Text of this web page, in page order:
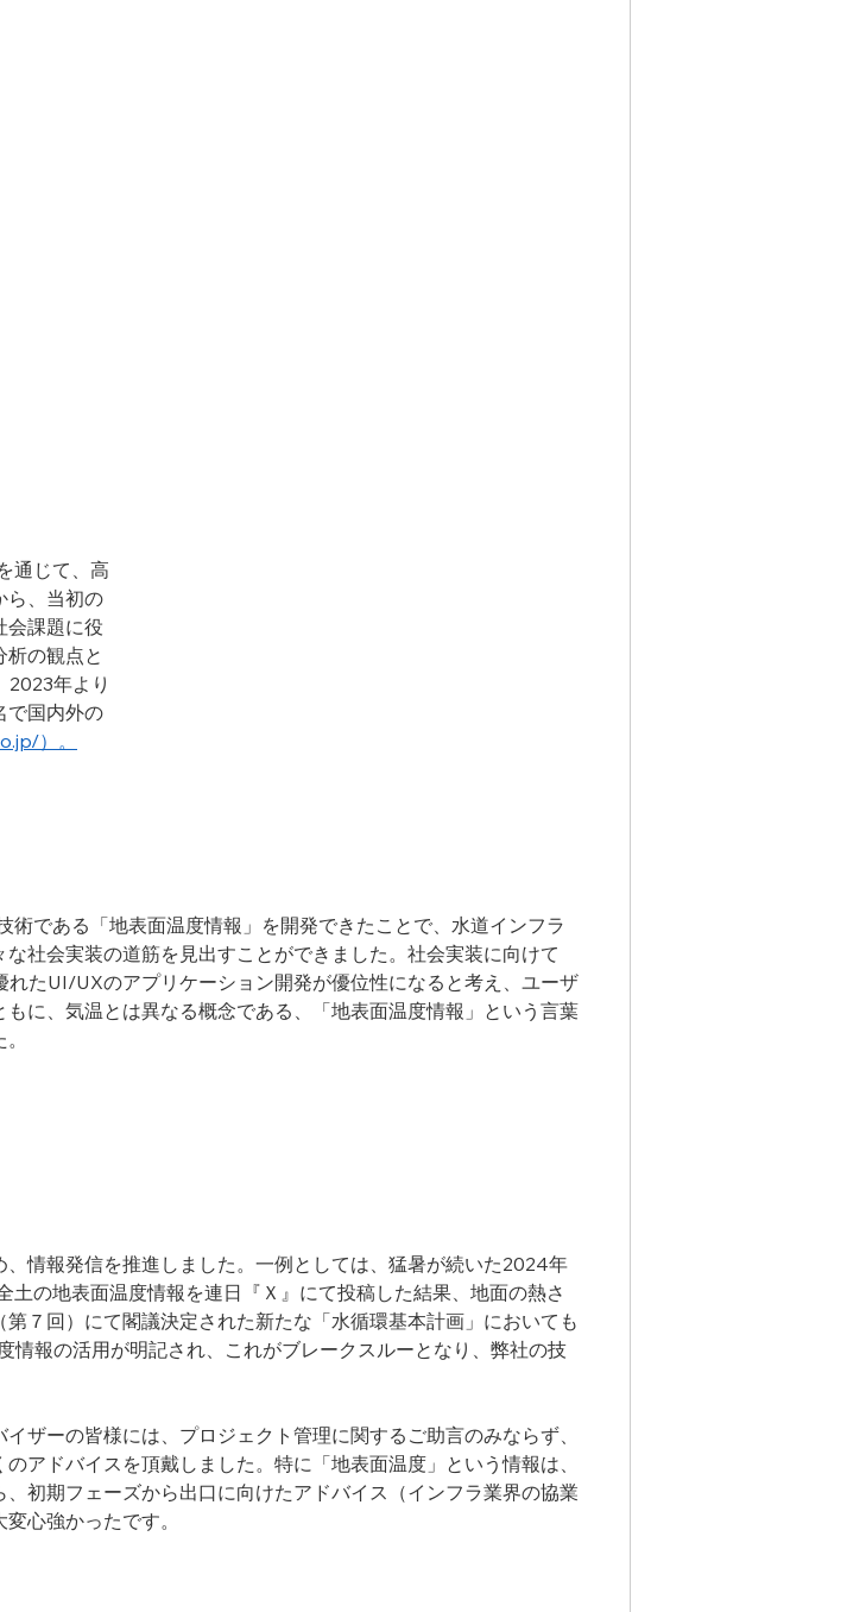
通じて、高
ら、当初の
会課題に役
の観点と
2023年より
で国内外の
）。
である「地表面温度情報」を開発できたことで、水道インフラ
社会実装の道筋を見出すことができました。社会実装に向けて
たUI/UXのアプリケーション開発が優位性になると考え、ユーザ
に、気温とは異なる概念である、「地表面温度情報」という言葉
、情報発信を推進しました。一例としては、猛暑が続いた2024年
の地表面温度情報を連日『Ｘ』にて投稿した結果、地面の熱さ
７回）にて閣議決定された新たな「水循環基本計画」においても
情報の活用が明記され、これがブレークスルーとなり、弊社の技
ザーの皆様には、プロジェクト管理に関するご助言のみならず、
アドバイスを頂戴しました。特に「地表面温度」という情報は、
初期フェーズから出口に向けたアドバイス（インフラ業界の協業
心強かったです。